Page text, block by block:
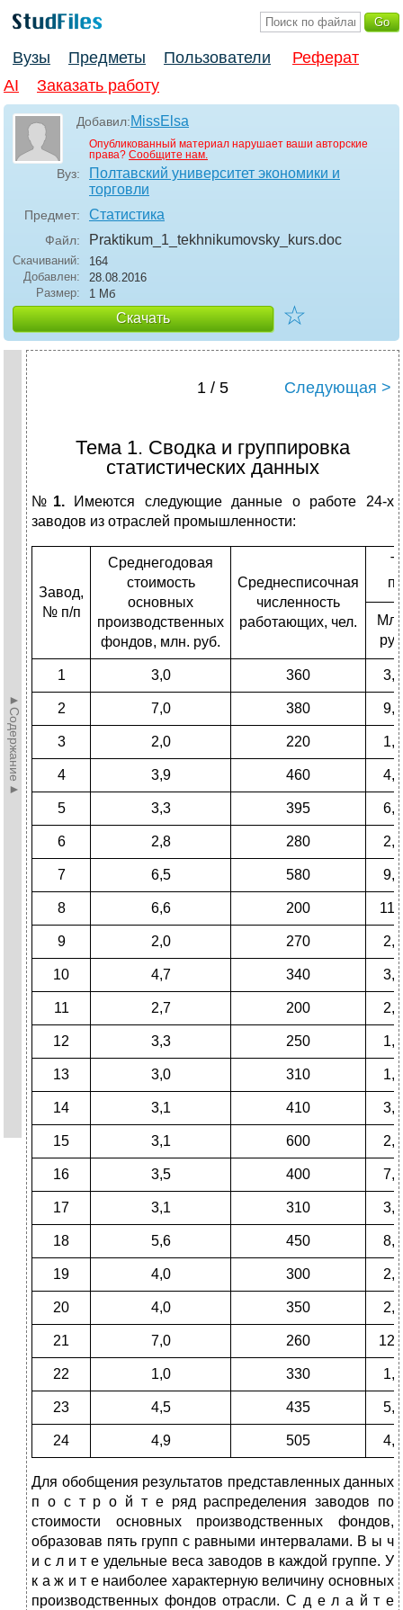
Вузы Предметы Пользователи
Реферат
AI
Заказать работу
Добавил:MissElsa
Опубликованный материал нарушает ваши авторские
права? Сообщите нам.
Вуз:
Полтавский университет экономики и
торговли
Предмет: Статистика
Файл: Praktikum_1_tekhnikumovsky_kurs.doc
Скачиваний:
164
Добавлен:
28.08.2016
Размер:
1 Мб
Скачать ☆
►Содержание►
1 / 5 Следующая >
Тема 1. Сводка и группировка
статистических данных
№ 1.
Имеются следующие данные о работе 24-х
заводов из отраслей промышленности:
Завод,
№ п/п
Среднегодовая
стоимость
основных
производственных
фондов, млн. руб.
Среднесписочная
численность
работающих, чел.
1 3,0 360 3,2
2 7,0 380 9,6
3 2,0 220 1,5
4 3,9 460 4,2
5 3,3 395 6,4
6 2,8 280 2,8
7 6,5 580 9,4
8 6,6 200
9 2,0 270 2,5
10 4,7 340 3,5
11 2,7 200 2,3
12 3,3 250 1,3
13 3,0 310 1,4
14 3,1 410 3,0
15 3,1 600 2,5
16 3,5 400 7,9
17 3,1 310 3,6
18 5,6 450 8,0
19 4,0 300 2,5
20 4,0 350 2,8
21 7,0 260
22 1,0 330 1,6
23 4,5 435 5,6
24 4,9 505 4,4
Для обобщения результатов представленных данных
п о с т р о й т е ряд распределения заводов по
стоимости основных производственных фондов,
образовав пять групп с равными интервалами. В ы ч
и с л и т е удельные веса заводов в каждой группе. У
к а ж и т е наиболее характерную величину основных
производственных фондов отрасли. С д е л а й т е